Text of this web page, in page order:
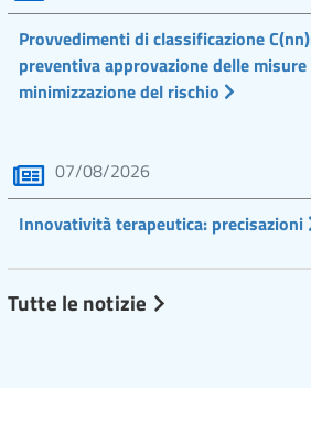
Provvedimenti di classificazione
preventiva approvazione delle
minimizzazione del rischio
07/08/2026
Innovatività terapeutica: precisazioni
Tutte le notizie